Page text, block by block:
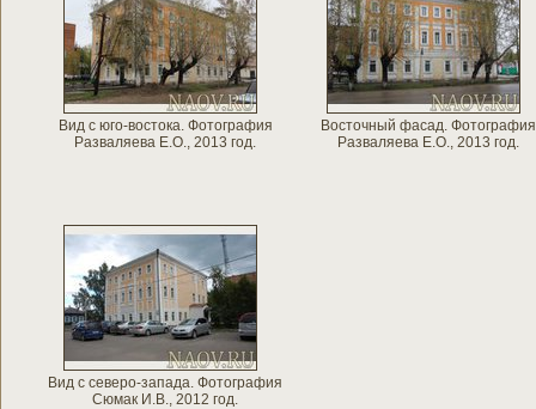
Вид с юго-востока. Фотография
Разваляева Е.О., 2013 год.
Восточный фасад. Фотография
Разваляева Е.О., 2013 год.
Вид с северо-запада. Фотография
Сюмак И.В., 2012 год.